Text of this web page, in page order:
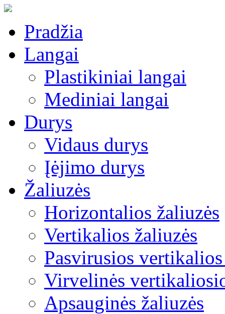
Pradžia
Langai
Plastikiniai langai
Mediniai langai
Durys
Vidaus durys
Įėjimo durys
Žaliuzės
Horizontalios žaliuzės
Vertikalios žaliuzės
Pasvirusios
Virvelinės
Apsauginės žaliuzės